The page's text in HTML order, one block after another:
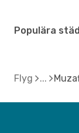
Populära
Flyg